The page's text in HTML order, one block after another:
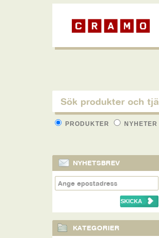
PRODUKTER NYHETER
NYHETSBREV
KATEGORIER